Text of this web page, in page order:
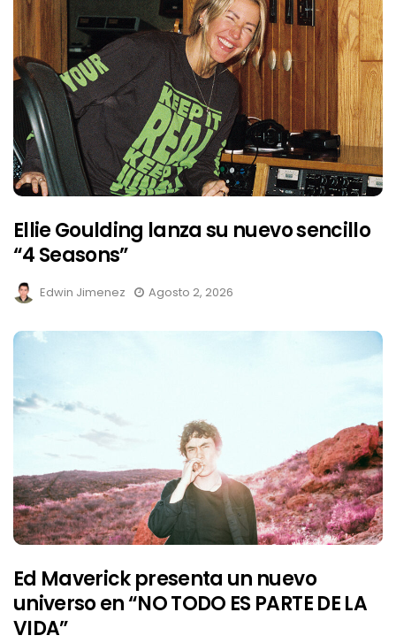
Ellie Goulding lanza su nuevo sencillo
“4 Seasons”
Edwin Jimenez Agosto 2, 2026
Ed Maverick presenta un nuevo
universo en “NO TODO ES PARTE DE LA
VIDA”